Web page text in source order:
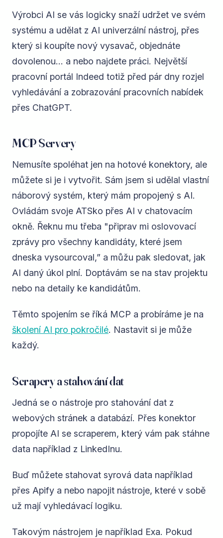
Výrobci AI se vás logicky snaží udržet ve svém
systému a udělat z AI univerzální nástroj, přes
který si koupíte nový vysavač, objednáte
dovolenou... a nebo najdete práci. Největší
pracovní portál Indeed totiž před pár dny rozjel
vyhledávání a zobrazování pracovních nabídek
přes ChatGPT.
MCP Servery
Nemusíte spoléhat jen na hotové konektory, ale
můžete si je i vytvořit. Sám jsem si udělal vlastní
náborový systém, který mám propojený s AI.
Ovládám svoje ATSko přes AI v chatovacím
okně. Řeknu mu třeba "připrav mi oslovovací
zprávy pro všechny kandidáty, které jsem
dneska vysourcoval,” a můžu pak sledovat, jak
AI daný úkol plní. Doptávám se na stav projektu
nebo na detaily ke kandidátům.
Těmto spojením se říká MCP a probíráme je na
školení AI pro pokročilé. Nastavit si je může
každý.
Scrapery a stahování dat
Jedná se o nástroje pro stahování dat z
webových stránek a databází. Přes konektor
propojíte AI se scraperem, který vám pak stáhne
data například z LinkedInu.
Buď můžete stahovat syrová data například
přes Apify a nebo napojit nástroje, které v sobě
už mají vyhledávací logiku.
Takovým nástrojem je například Exa. Pokud